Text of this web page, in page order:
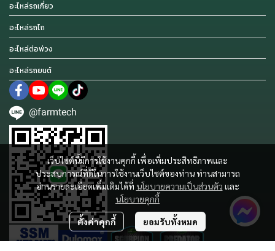
เว็บไซต์นี้มีการใช้งานคุกกี้ เพื่อเพิ่มประสิทธิภาพและ
ประสบการณ์ที่ดีในการใช้งานเว็บไซต์ของท่าน ท่านสามารถ
อ่านรายละเอียดเพิ่มเติมได้ที่ นโยบายความเป็นส่วนตัว และ
นโยบายคุกกี้
ตั้งค่าคุกกี้ ยอมรับทั้งหมด
อะไหล่รถเกี่ยว
อะไหล่รถไถ
อะไหล่ต่อพ่วง
อะไหล่รถยนต์
@farmtech